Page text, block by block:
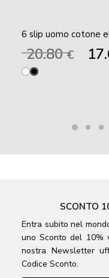
6 slip uomo cotone
20.80€
SCONTO
Entra subito nel
uno Sconto del 10%
nostra Newsletter
Codice Sconto.